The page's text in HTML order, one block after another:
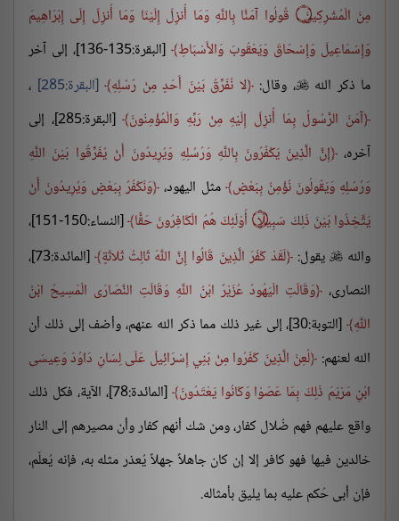
مِنَ الْمُشْرِكِينَ۝ قُولُوا آمَنَّا بِاللَّهِ وَمَا أُنزِلَ إِلَيْنَا وَمَا أُنزِلَ إِلَى إِبْرَاهِيمَ
وَإِسْمَاعِيلَ وَإِسْحَاقَ وَيَعْقُوبَ وَالأَسْبَاطِ
[البقرة:135-136]، إلى آخر
ما ذكر الله، وقال: لا نُفَرِّقُ بَيْنَ أَحَدٍ مِنْ رُسُلِهِ البقرة:285
،
آمَنَ الرَّسُولُ بِمَا أُنزِلَ إِلَيْهِ مِنْ رَبِّهِ وَالْمُؤْمِنُونَ
[البقرة:285]، إلى
آخره، إِنَّ الَّذِينَ يَكْفُرُونَ بِاللَّهِ وَرُسُلِهِ وَيُرِيدُونَ أَنْ يُفَرِّقُوا بَيْنَ اللَّهِ
وَرُسُلِهِ وَيَقُولُونَ نُؤْمِنُ بِبَعْضٍ مثل اليهود، وَنَكْفُرُ بِبَعْضٍ وَيُرِيدُونَ أَنْ
يَتَّخِذُوا بَيْنَ ذَلِكَ سَبِيلًا۝ أُوْلَئِكَ هُمُ الْكَافِرُونَ حَقًّا
[النساء:150-151]،
والله يقول: لَقَدْ كَفَرَ الَّذِينَ قَالُوا إِنَّ اللَّهَ ثَالِثُ ثَلاثَةٍ
[المائدة:73]،
النصارى، وَقَالَتِ الْيَهُودُ عُزَيْرٌ ابْنُ اللَّهِ وَقَالَتِ النَّصَارَى الْمَسِيحُ ابْنُ
اللَّهِ
[التوبة:30]، إلى غير ذلك مما ذكر الله عنهم، وأضف إلى ذلك أن
الله لعنهم: لُعِنَ الَّذِينَ كَفَرُوا مِنْ بَنِي إِسْرَائِيلَ عَلَى لِسَانِ دَاوُدَ وَعِيسَى
ابْنِ مَرْيَمَ ذَلِكَ بِمَا عَصَوْا وَكَانُوا يَعْتَدُونَ
[المائدة:78]، الآية، فكل ذلك
واقع عليهم فهم ضُلال كفار، ومن شك أنهم كفار وأن مصيرهم إلى النار
خالدين فيها فهو كافر إلا إن كان جاهلاً جهلاً يُعذر مثله به، فإنه يُعلّم،
فإن أبى حُكم عليه بما يليق بأمثاله.